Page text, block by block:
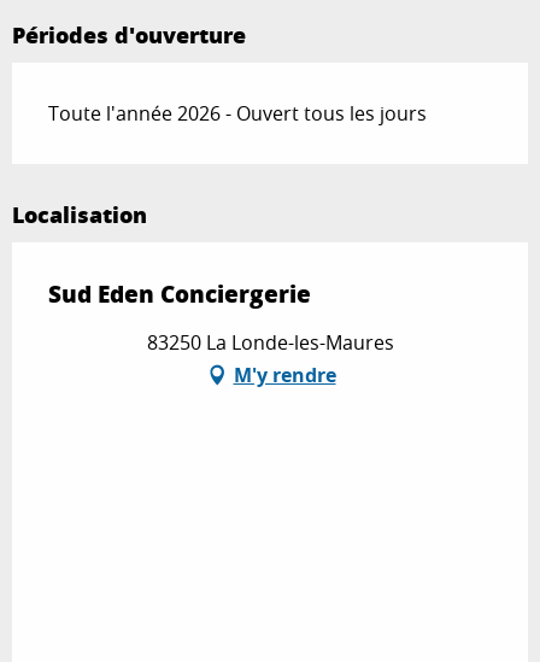
Périodes d'ouverture
Toute l'année 2026 - Ouvert tous les jours
Localisation
Sud Eden Conciergerie
83250 La Londe-les-Maures
M'y rendre